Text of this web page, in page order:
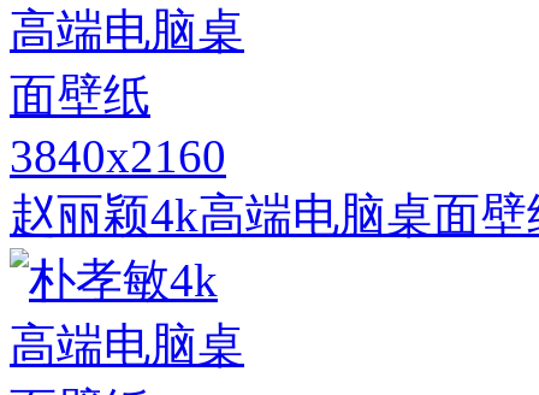
3840x2160
赵丽颖4k高端电脑桌面壁